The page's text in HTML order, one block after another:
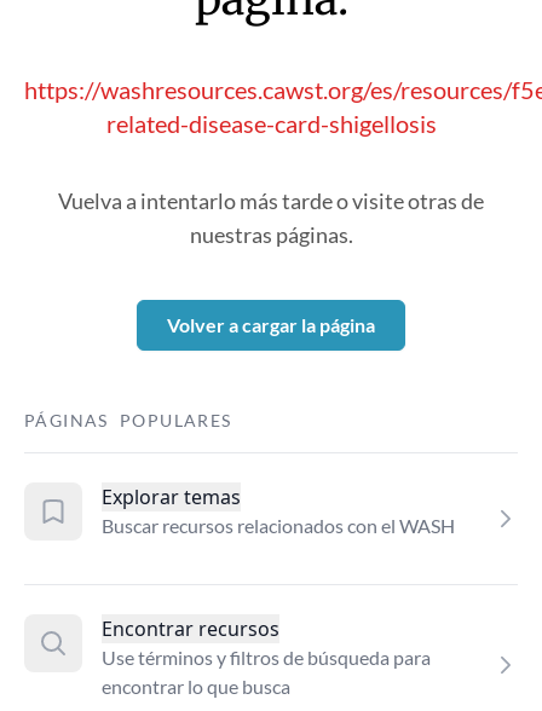
https://washresources.cawst.org/es/resources/
related-disease-card-shigellosis
Vuelva a intentarlo más tarde o visite otras de
nuestras páginas.
Volver a cargar la página
PÁGINAS POPULARES
Explorar temas
Buscar recursos relacionados con el WASH
Encontrar recursos
Use términos y filtros de búsqueda para
encontrar lo que busca